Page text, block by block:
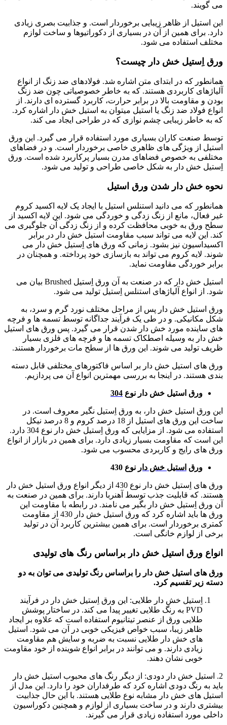
می گویند.
این استیل از ظاهر زیبایی برخوردار است. و جذابیت بصری زیادی
دارد. برای همین از آن در بسیاری از دکوراتیوها و ساخت لوازم
مختلف استفاده می شود.
ورق اِستیل خش دار چیست؟
همانطور که در ابتدای متن اشاره شد. فولادهای ضد زنگ از انواع
آلیاژهای کاربردی هستند. که به خاطر خصوصیاتی چون ضد زنگ
بودن و مقاومت بالا در برابر حرارت، کاربرد گسترده ای دارند. از
انواع فولاد ضد زنگ یا استیل میتوان به استیل خش دار اشاره کرد.
که به خاطر زیبایی چشم نوازی که در طراحی ایجاد می کند.
توسط صنعت کاران بسیاری مورد استفاده قرار می گیرد. این ورق
استیل از ویژگی های ظاهری خاصی برخوردار است. و در فضاهای
مختلفی به خصوص فضاهای مدرن بسیار پرکاربرد شده است. ورق
اِستیل خش دار به شکل خاصی طراحی و تولید می شود.
نحوه خش دار شدن ورق استیل
همانطور که می دانید استنلس استیل با ایجاد یک لایه اکسید کروم
غیر فعال، مانع از زنگ زدگی و خوردگی می شود. این لایه اکسید از
سطح ورق به خوبی محافظت کرده و از زنگ زدگی آن جلوگیری می
کند. این لایه می تواند سبب مقاومت استیل خش دار در برابر
اکسیداسیون نیز بشود. زمانی که ورق های اِستیل خش دار می
شوند. لایه کروم می تواند به بازسازی خود پرداخته. و همچنان در
برابر خوردگی مقاومت نماید.
استیل خش دار که در صنعت به آن ورق اِستیل Brushed بیان می
شود. از انواع آلیاژهای استنلس اِستیل تولید می شود.
ورق استیل خش دار پس از مراحل مختلف نورد گرم و سرد، به
شکل مکانیکی. و در طی یک فرآیند جداگانه توسط تسمه ها و فرچه
های ساینده مورد خش دار شدن قرار می گیرد. پس ورق های استیل
خش دار به وسیله اصطکاک تسمه ها و فرچه های فلزی بسیار
ظریف تولید می شوند. این ورق ها از سطح مات برخوردار هستند.
ورق های استیل خش دار بر اساس فاکتورهای مختلفی قابل دسته
بندی هستند. در اینجا به بررسی مهمترین انواع آن می پردازیم.
ورق استیل خش دار نوع 304
این ورق استیل خش دار، به ورق اِستیل نگیر معروف است. در
ساخت این ورق های استیل از 18 درصد کروم و 8 درصد نیکل
استفاده می شود. از مزایایی که ورق اِستیل خش دار نوع 304 دارد.
این است که مقاومت بسیار زیادی دارد. برای همین در بازار از انواع
ورق های رایج و کاربردی محسوب می شود.
ورق استیل خش دار نوع 430
ورق های اِستیل خش دار نوع 430 از دیگر انواع ورق استیل خش دار
هستند. که قابلیت جذب توسط آهنربا دارند. برای همین در صنعت به
آن ورق اِستیل خش دار بگیر می نامند. در رابطه با مقاومت این
ورق ها باید اشاره کرد که ورق استیل خش دار 430 از مقاومت
کمتری برخوردار است. برای همین بیشترین کاربرد آن در تولید
برخی از لوازم خانگی است.
انواع ورق استیل خش دار براساس رنگ های تولیدی
ورق های استیل خش دار را براساس رنگ تولیدی می توان به دو
دسته زیر تقسیم کرد.
اِستیل خش دار طلایی: این ورق اِستیل خش دار در فرآیند
PVD به رنگ طلایی تغییر پیدا می کند. در ساختار پوشش
طلایی ورق از عنصر تیتانیوم استفاده است که علاوه بر ایجاد
ظاهر زیبا، سبب خواص فیزیکی خوبی در آن می شود. استیل
های خش دار طلایی نسبت به ضربه و سایش هم مقاومت
زیادی دارند. و می توانند در برابر انواع شوینده از خود مقاومت
خوبی نشان دهند.
2. استیل خش دار دودی: از دیگر رنگ های محبوب استیل خش دار
باید به رنگ دودی اشاره کرد که طرفداران خود را دارد. این مدل از
استیل های خش دار مشابه نوع طلایی هستند. با این حال جذابیت
بیشتری دارند و در ساخت بسیاری از لوازم و همچنین دکوراسیون
داخلی مورد استفاده زیادی قرار می گیرند.